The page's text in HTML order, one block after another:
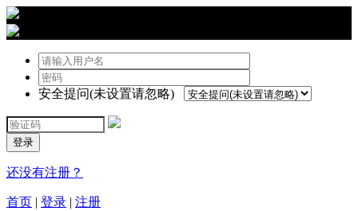
安全提问(未设置请忽略)
登录
还没有注册？
首页 | 登录 | 注册